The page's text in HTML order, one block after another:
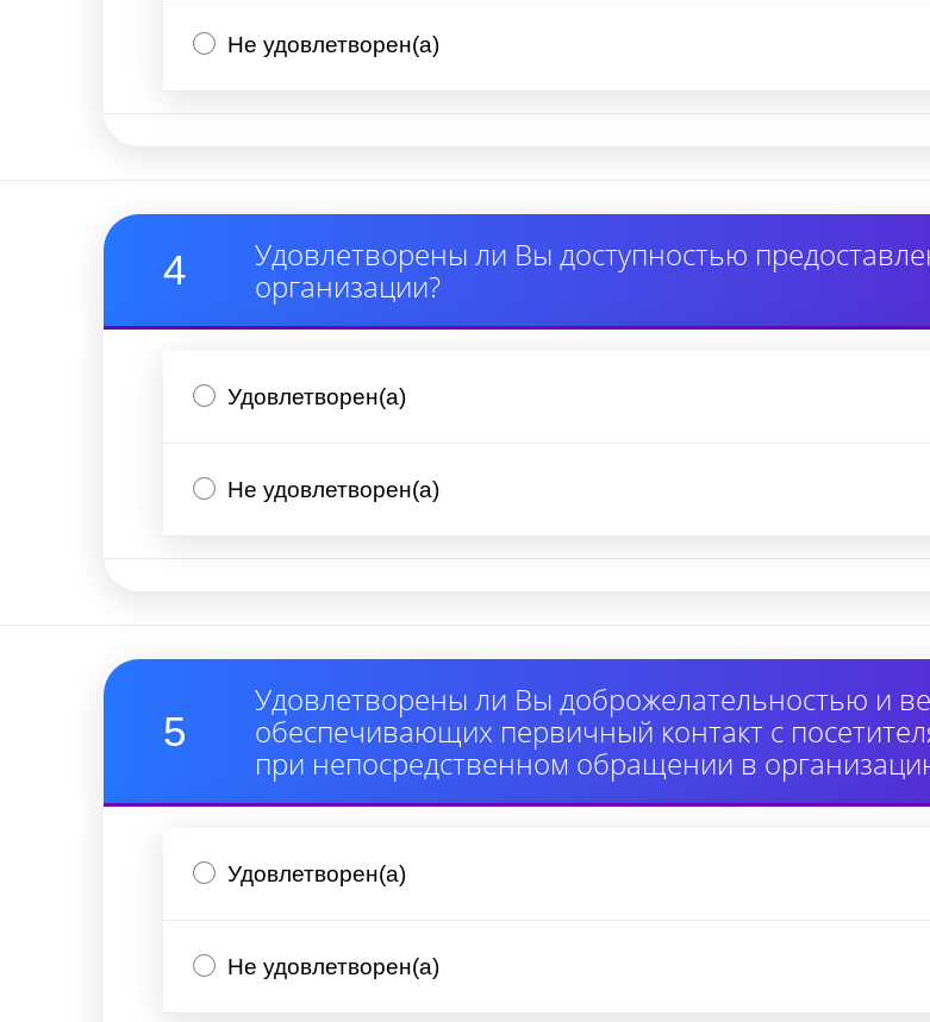
Не удовлетворен(а)
4
Удовлетворены ли Вы доступностью
организации?
Удовлетворен(а)
Не удовлетворен(а)
5
Удовлетворены ли Вы доброжелательностью и
обеспечивающих первичный контакт с
при непосредственном обращении в
Удовлетворен(а)
Не удовлетворен(а)